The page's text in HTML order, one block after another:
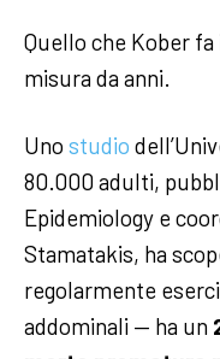
Quello che Kober
misura da anni.
Uno studio
80.000 adulti,
Epidemiology e
Stamatakis, ha
regolarmente
addominali — ha un